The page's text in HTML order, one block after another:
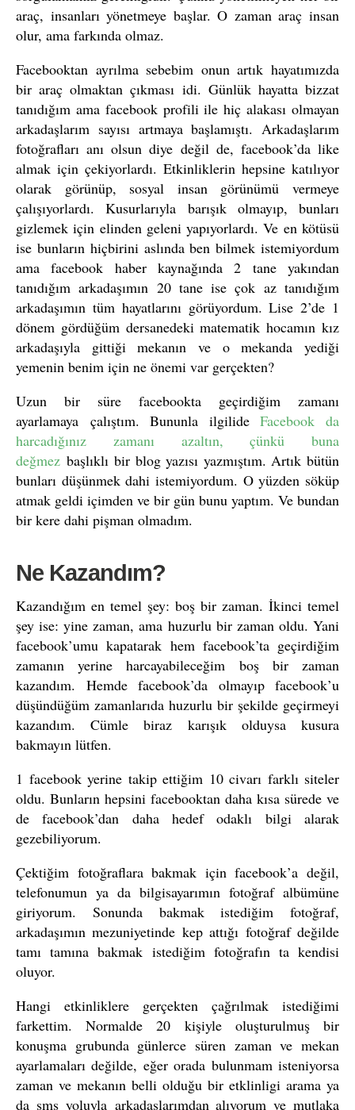
araç, insanları yönetmeye başlar. O zaman araç insan
olur, ama farkında olmaz.
Facebooktan ayrılma sebebim onun artık hayatımızda
bir araç olmaktan çıkması idi. Günlük hayatta bizzat
tanıdığım ama facebook profili ile hiç alakası olmayan
arkadaşlarım sayısı artmaya başlamıştı. Arkadaşlarım
fotoğrafları anı olsun diye değil de, facebook’da like
almak için çekiyorlardı. Etkinliklerin hepsine katılıyor
olarak görünüp, sosyal insan görünümü vermeye
çalışıyorlardı. Kusurlarıyla barışık olmayıp, bunları
gizlemek için elinden geleni yapıyorlardı. Ve en kötüsü
ise bunların hiçbirini aslında ben bilmek istemiyordum
ama facebook haber kaynağında 2 tane yakından
tanıdığım arkadaşımın 20 tane ise çok az tanıdığım
arkadaşımın tüm hayatlarını görüyordum. Lise 2’de 1
dönem gördüğüm dersanedeki matematik hocamın kız
arkadaşıyla gittiği mekanın ve o mekanda yediği
yemenin benim için ne önemi var gerçekten?
Uzun bir süre facebookta geçirdiğim zamanı
ayarlamaya çalıştım. Bununla ilgilideFacebook da
harcadığınız zamanı azaltın, çünkü buna
değmez başlıklı bir blog yazısı yazmıştım. Artık bütün
bunları düşünmek dahi istemiyordum. O yüzden söküp
atmak geldi içimden ve bir gün bunu yaptım. Ve bundan
bir kere dahi pişman olmadım.
Ne Kazandım?
Kazandığım en temel şey: boş bir zaman. İkinci temel
şey ise: yine zaman, ama huzurlu bir zaman oldu. Yani
facebook’umu kapatarak hem facebook’ta geçirdiğim
zamanın yerine harcayabileceğim boş bir zaman
kazandım. Hemde facebook’da olmayıp facebook’u
düşündüğüm zamanlarıda huzurlu bir şekilde geçirmeyi
kazandım. Cümle biraz karışık olduysa kusura
bakmayın lütfen.
1 facebook yerine takip ettiğim 10 civarı farklı siteler
oldu. Bunların hepsini facebooktan daha kısa sürede ve
de facebook’dan daha hedef odaklı bilgi alarak
gezebiliyorum.
Çektiğim fotoğraflara bakmak için facebook’a değil,
telefonumun ya da bilgisayarımın fotoğraf albümüne
giriyorum. Sonunda bakmak istediğim fotoğraf,
arkadaşımın mezuniyetinde kep attığı fotoğraf değilde
tamı tamına bakmak istediğim fotoğrafın ta kendisi
oluyor.
Hangi etkinliklere gerçekten çağrılmak istediğimi
farkettim. Normalde 20 kişiyle oluşturulmuş bir
konuşma grubunda günlerce süren zaman ve mekan
ayarlamaları değilde, eğer orada bulunmam isteniyorsa
zaman ve mekanın belli olduğu bir etklinligi arama ya
da sms yoluyla arkadaşlarımdan alıyorum ve mutlaka